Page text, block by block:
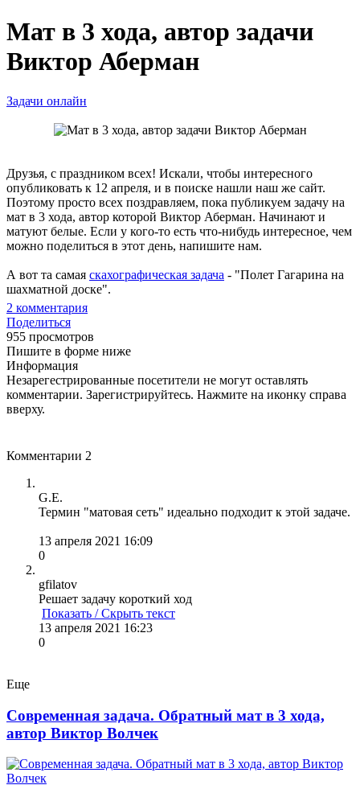
Мат в 3 хода, автор задачи
Виктор Аберман
Задачи онлайн
Друзья, с праздником всех! Искали, чтобы интересного
опубликовать к 12 апреля, и в поиске нашли наш же сайт.
Поэтому просто всех поздравляем, пока публикуем задачу на
мат в 3 хода, автор которой Виктор Аберман. Начинают и
матуют белые. Если у кого-то есть что-нибудь интересное, чем
можно поделиться в этот день, напишите нам.
А вот та самая скахографическая задача - "Полет Гагарина на
шахматной доске".
2 комментария
Поделиться
955 просмотров
Пишите в форме ниже
Информация
Незарегестрированные посетители не могут оставлять
комментарии. Зарегистрируйтесь. Нажмите на иконку справа
вверху.
Комментарии 2
G.E.
Термин "матовая сеть" идеально подходит к этой задаче.
13 апреля 2021 16:09
0
gfilatov
Решает задачу короткий ход
Показать / Скрыть текст
13 апреля 2021 16:23
0
Еще
Современная задача. Обратный мат в 3 хода,
автор Виктор Волчек